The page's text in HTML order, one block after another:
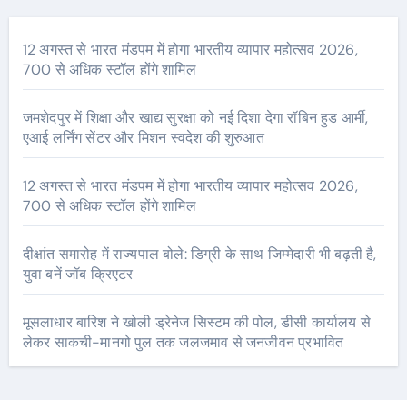
12 अगस्त से भारत मंडपम में होगा भारतीय व्यापार महोत्सव 2026,
700 से अधिक स्टॉल होंगे शामिल
जमशेदपुर में शिक्षा और खाद्य सुरक्षा को नई दिशा देगा रॉबिन हुड आर्मी,
एआई लर्निंग सेंटर और मिशन स्वदेश की शुरुआत
12 अगस्त से भारत मंडपम में होगा भारतीय व्यापार महोत्सव 2026,
700 से अधिक स्टॉल होंगे शामिल
दीक्षांत समारोह में राज्यपाल बोले: डिग्री के साथ जिम्मेदारी भी बढ़ती है,
युवा बनें जॉब क्रिएटर
मूसलाधार बारिश ने खोली ड्रेनेज सिस्टम की पोल, डीसी कार्यालय से
लेकर साकची-मानगो पुल तक जलजमाव से जनजीवन प्रभावित